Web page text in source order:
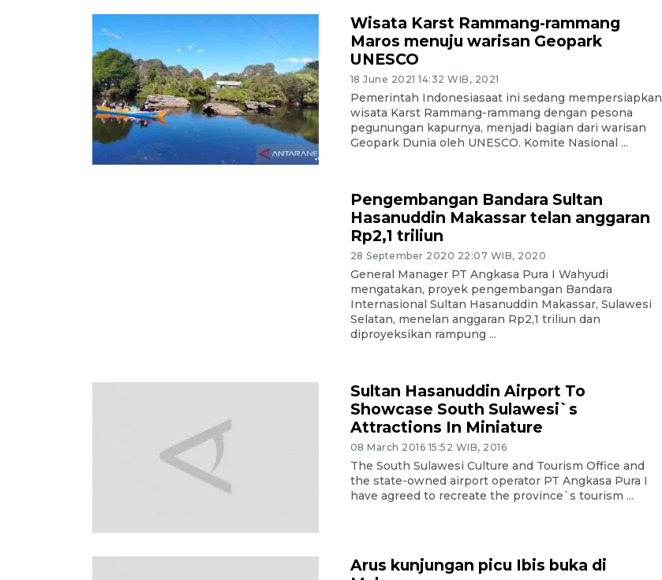
Wisata Karst Rammang-rammang
Maros menuju warisan Geopark
UNESCO
18 June 2021 14:32 WIB, 2021
Pemerintah Indonesiasaat ini sedang mempersiapkan
wisata Karst Rammang-rammang dengan pesona
pegunungan kapurnya, menjadi bagian dari warisan
Geopark Dunia oleh UNESCO. Komite Nasional ...
Pengembangan Bandara Sultan
Hasanuddin Makassar telan anggaran
Rp2,1 triliun
28 September 2020 22:07 WIB, 2020
General Manager PT Angkasa Pura I Wahyudi
mengatakan, proyek pengembangan Bandara
Internasional Sultan Hasanuddin Makassar, Sulawesi
Selatan, menelan anggaran Rp2,1 triliun dan
diproyeksikan rampung ...
Sultan Hasanuddin Airport To
Showcase South Sulawesi`s
Attractions In Miniature
08 March 2016 15:52 WIB, 2016
The South Sulawesi Culture and Tourism Office and
the state-owned airport operator PT Angkasa Pura I
have agreed to recreate the province`s tourism ...
Arus kunjungan picu Ibis buka di
Yogyakarta